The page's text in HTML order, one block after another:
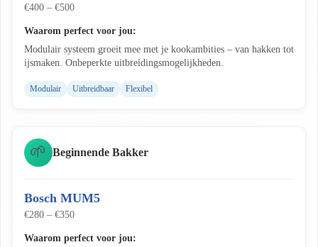
€400 – €500
Waarom perfect voor jou:
Modulair systeem groeit mee met je kookambities – van hakken tot
ijsmaken. Onbeperkte uitbreidingsmogelijkheden.
Modulair Uitbreidbaar Flexibel
🌱 Beginnende Bakker
Bosch MUM5
€280 – €350
Waarom perfect voor jou: